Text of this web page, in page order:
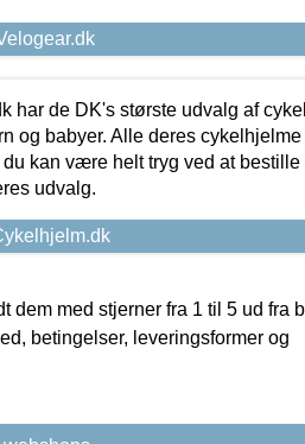
har de DK's største udvalg af
og babyer. Alle deres cykelhjelme
kan være helt tryg ved at bestille
udvalg.
med stjerner fra 1 til 5 ud fra
betingelser, leveringsformer og